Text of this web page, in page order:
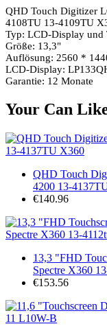
QHD Touch Digitizer
4108TU 13-4109TU
Typ: LCD-Display und
Größe: 13,3"
Auflösung: 2560 *
LCD-Display:
Garantie: 12 Monate
Your Can
QHD Touch
4200 13-
€140.96
13,3 "FHD
Spectre X360
€153.56